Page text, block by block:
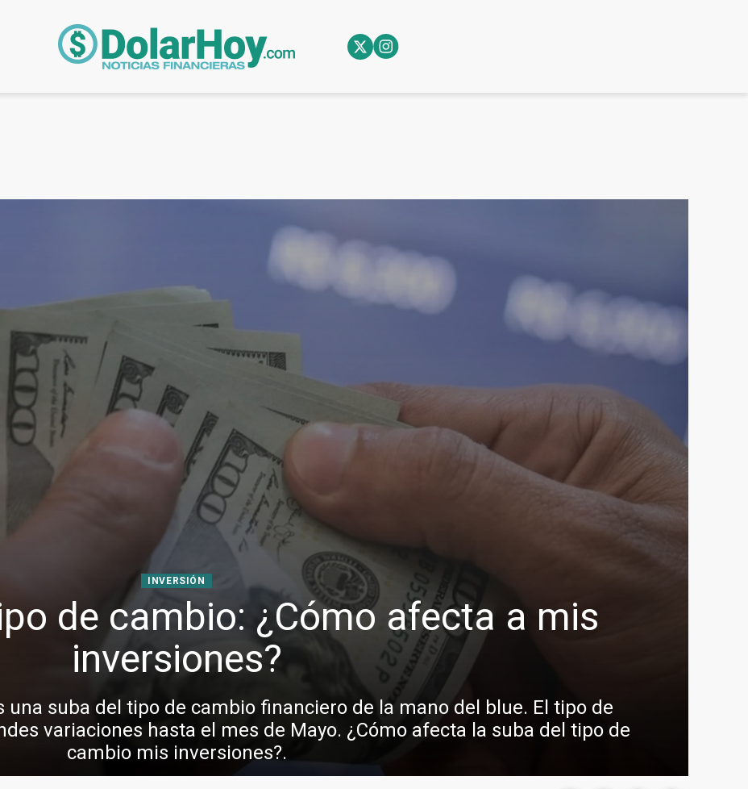
INVERSIÓN
de cambio: ¿Cómo afecta a mis
inversiones?
suba del tipo de cambio financiero de la mano del blue. El tipo de
variaciones hasta el mes de Mayo. ¿Cómo afecta la suba del tipo de
cambio mis inversiones?.